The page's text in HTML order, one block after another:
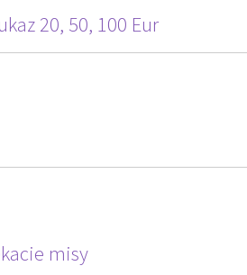
20, 50, 100 Eur
misy